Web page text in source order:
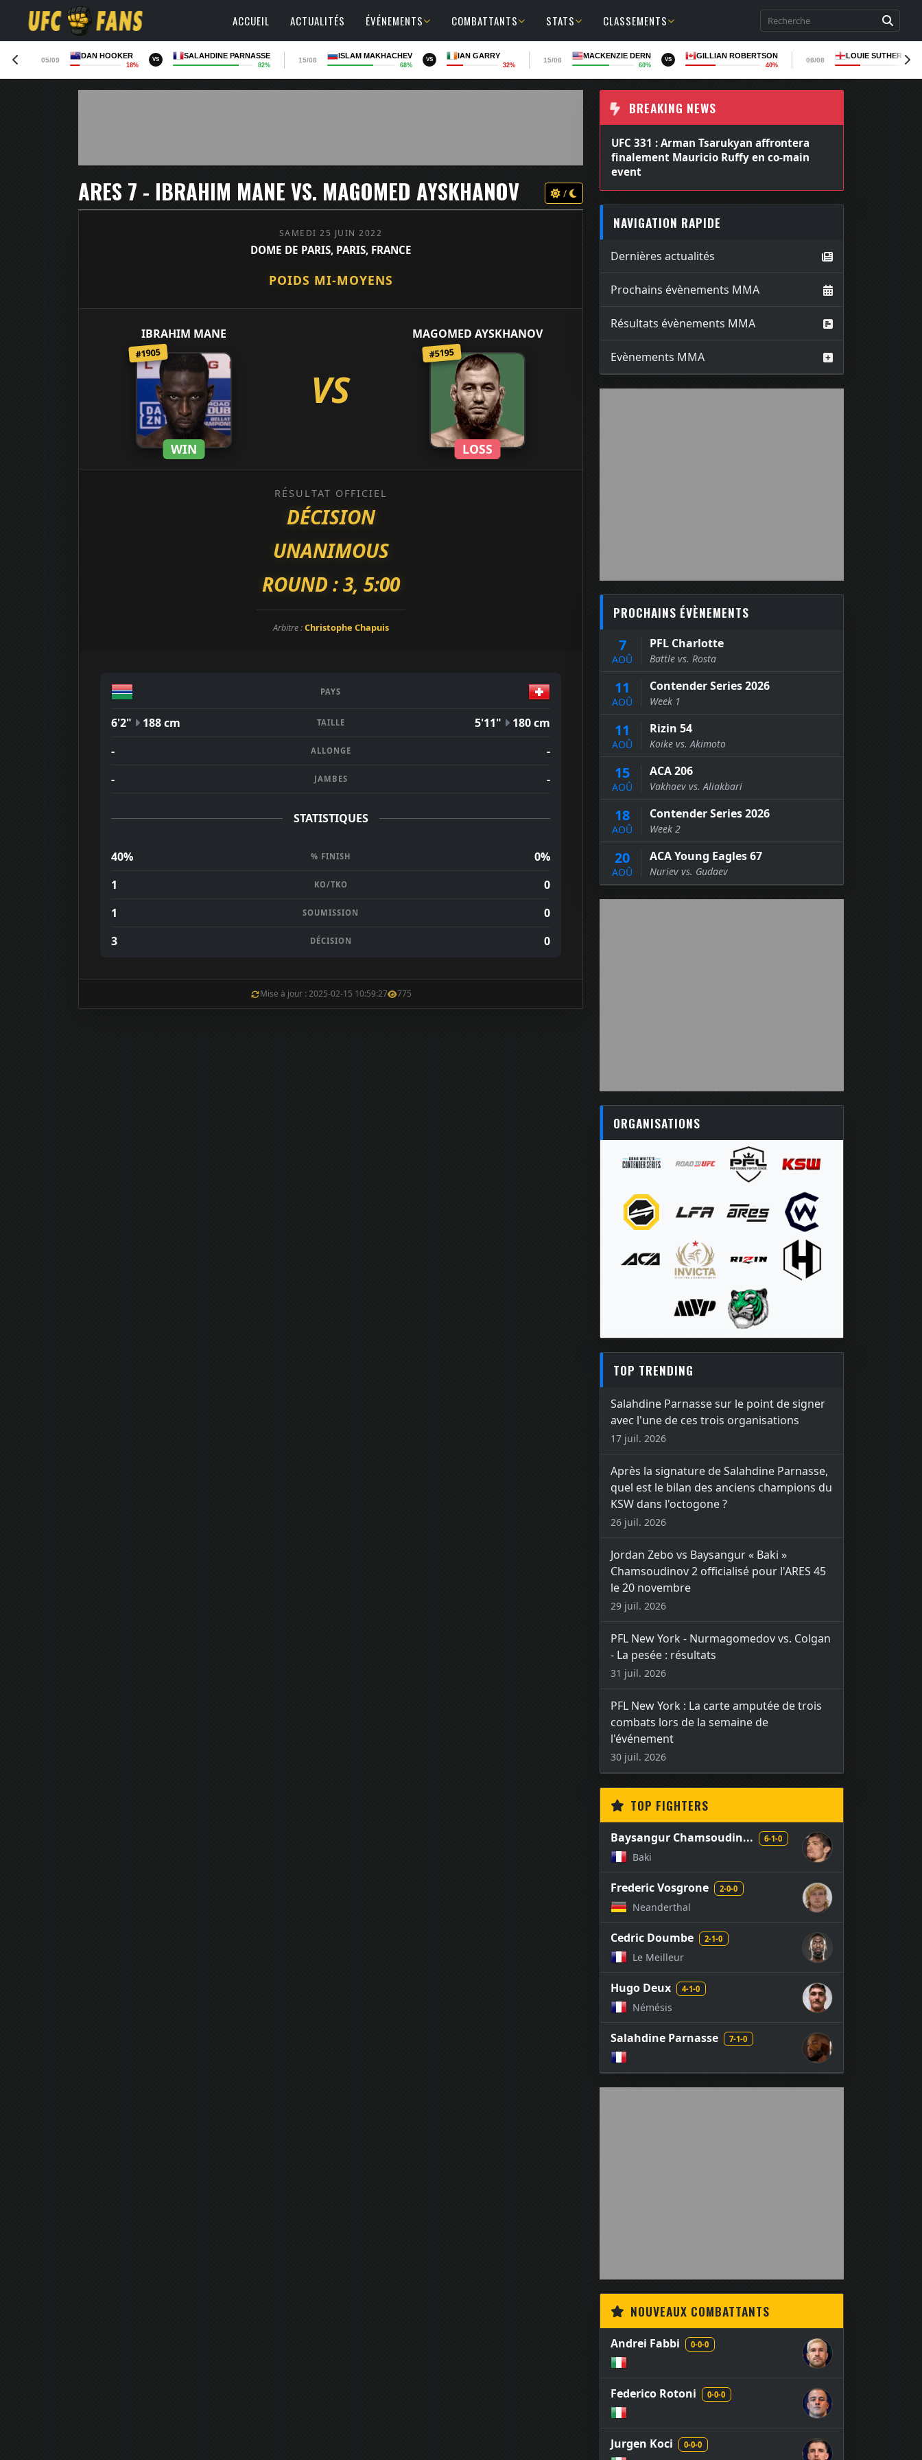
ACCUEIL ACTUALITÉS ÉVÉNEMENTS COMBATTANTS STATS CLASSEMENTS
05/09
DAN HOOKER
18%
VS SALAHDINE PARNASSE
82%
15/08
ISLAM MAKHACHEV
68%
VS IAN GARRY
32%
15/08
MACKENZIE DERN
60%
VS GILLIAN ROBERTSON
40%
08/08
LOUIE
ARES 7 - IBRAHIM MANE VS. MAGOMED AYSKHANOV /
SAMEDI 25 JUIN 2022
DOME DE PARIS, PARIS, FRANCE
POIDS MI-MOYENS
IBRAHIM MANE
#1905
WIN
VS
MAGOMED AYSKHANOV
#5195
LOSS
RÉSULTAT OFFICIEL
DÉCISION
UNANIMOUS
ROUND : 3, 5:00
Arbitre :Christophe Chapuis
PAYS
6'2" 188 cm TAILLE 5'11"
180 cm
-
ALLONGE
-
-
JAMBES -
STATISTIQUES
40% % FINISH
0%
1
KO/TKO
0
1
SOUMISSION
0
3
DÉCISION 0
Mise à jour : 2025-02-15 10:59:27 775
BREAKING NEWS
UFC 331 : Arman Tsarukyan affrontera
finalement Mauricio Ruffy en co-main
event
NAVIGATION RAPIDE
Dernières actualités
Prochains évènements MMA
Résultats évènements MMA
Evènements MMA
PROCHAINS ÉVÈNEMENTS
7
AOÛ
PFL Charlotte
Battle vs. Rosta
11
AOÛ
Contender Series 2026
Week 1
11
AOÛ
Rizin 54
Koike vs. Akimoto
15
AOÛ
ACA 206
Vakhaev vs. Aliakbari
18
AOÛ
Contender Series 2026
Week 2
20
AOÛ
ACA Young Eagles 67
Nuriev vs. Gudaev
ORGANISATIONS
TOP TRENDING
Salahdine Parnasse sur le point de signer
avec l'une de ces trois organisations
17 juil. 2026
Après la signature de Salahdine Parnasse,
quel est le bilan des anciens champions du
KSW dans l'octogone ?
26 juil. 2026
Jordan Zebo vs Baysangur « Baki »
Chamsoudinov 2 officialisé pour l'ARES 45
le 20 novembre
29 juil. 2026
PFL New York - Nurmagomedov vs. Colgan
- La pesée : résultats
31 juil. 2026
PFL New York : La carte amputée de trois
combats lors de la semaine de
l'événement
30 juil. 2026
TOP FIGHTERS
Baysangur Chamsoudin... 6-1-0
Baki
Frederic Vosgrone 2-0-0
Neanderthal
Cedric Doumbe 2-1-0
Le Meilleur
Hugo Deux 4-1-0
Némésis
Salahdine Parnasse 7-1-0
NOUVEAUX COMBATTANTS
Andrei Fabbi 0-0-0
Federico Rotoni 0-0-0
Jurgen Koci 0-0-0